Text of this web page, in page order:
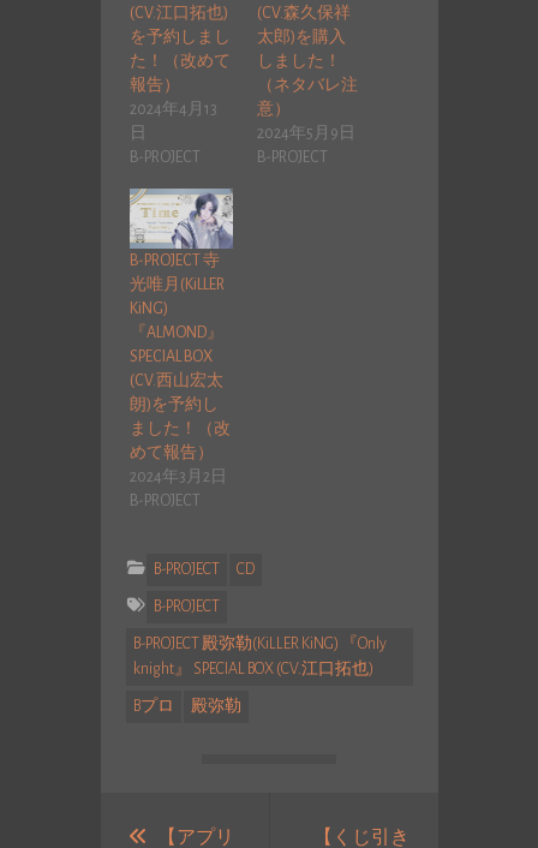
(CV.江口拓也)
を予約しまし
た！（改めて
報告）
2024年4月13
日
B-PROJECT
(CV.森久保祥
太郎)を購入
しました！
（ネタバレ注
意）
2024年5月9日
B-PROJECT
B-PROJECT 寺
光唯月(KiLLER
KiNG)
『ALMOND』
SPECIAL BOX
(CV.西山宏太
朗)を予約し
ました！（改
めて報告）
2024年3月2日
B-PROJECT
B-PROJECT CD
B-PROJECT
B-PROJECT 殿弥勒(KiLLER KiNG) 『Only
knight』 SPECIAL BOX (CV.江口拓也)
Bプロ 殿弥勒
【アプリ
【くじ引き